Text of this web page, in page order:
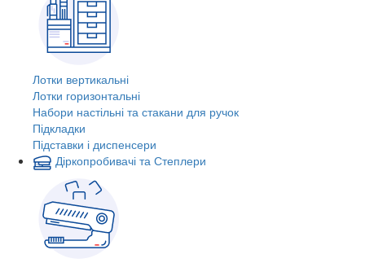
Лотки вертикальні
Лотки горизонтальні
Набори настільні та стакани для ручок
Підкладки
Підставки і диспенсери
Діркопробивачі та Степлери